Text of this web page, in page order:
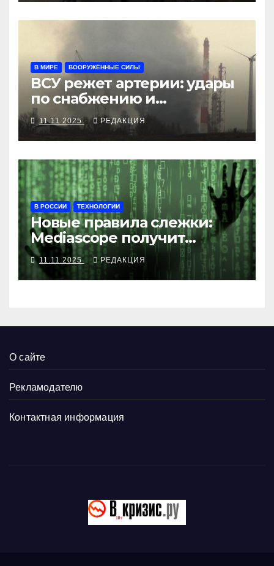
В МИРЕ ВООРУЖЁННЫЕ СИЛЫ
ВСУ режет артерии: удары
по снабжению и
инфраструктуре
11.11.2025 РЕДАКЦИЯ
В РОССИИ ТЕХНОЛОГИИ
Новые правила слежки:
Mediascope получит
данные о каждом клике
11.11.2025 РЕДАКЦИЯ
О сайте
Рекламодателю
Контактная информация